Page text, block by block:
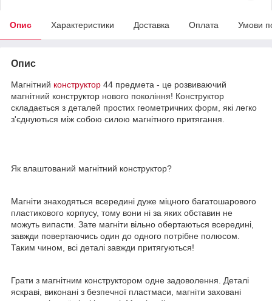
Опис Характеристики Доставка Оплата Умови
Опис
Магнітний конструктор 44 предмета - це розвиваючий
магнітний конструктор нового покоління! Конструктор
складається з деталей простих геометричних форм, які легко
з'єднуються між собою силою магнітного притягання.
Як влаштований магнітний конструктор?
Магніти знаходяться всередині дуже міцного багатошарового
пластикового корпусу, тому вони ні за яких обставин не
можуть випасти. Зате магніти вільно обертаються всередині,
завжди повертаючись один до одного потрібне полюсом.
Таким чином, всі деталі завжди притягуються!
Грати з магнітним конструктором одне задоволення. Деталі
яскраві, виконані з безпечної пластмаси, магніти заховані